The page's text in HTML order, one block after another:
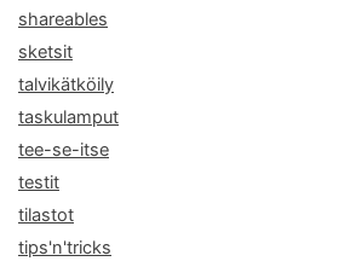
shareables
sketsit
talvikätköily
taskulamput
tee-se-itse
testit
tilastot
tips'n'tricks